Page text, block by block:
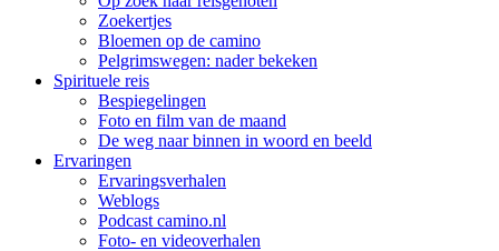
Zoekertjes
Bloemen op de camino
Pelgrimswegen: nader bekeken
Spirituele reis
Bespiegelingen
Foto en film van de maand
De weg naar binnen in woord en beeld
Ervaringen
Ervaringsverhalen
Weblogs
Podcast camino.nl
Foto- en videoverhalen